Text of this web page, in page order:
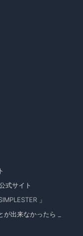
式サイト
」
出来なかったら _